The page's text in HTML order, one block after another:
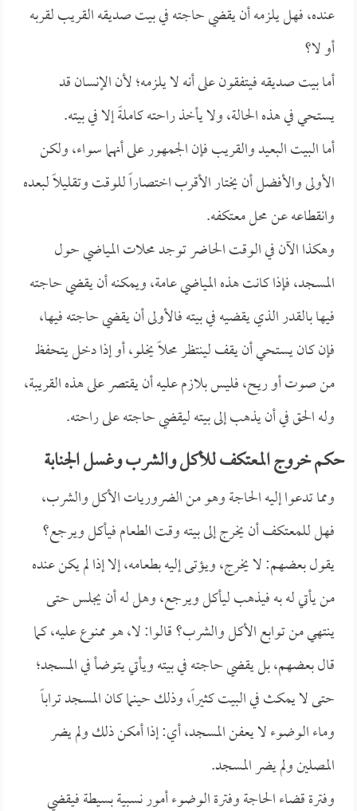
عنده، فهل يلزمه أن يقضي حاجته في بيت صديقه القريب لقربه
أو لا؟
أما بيت صديقه فيتفقون على أنه لا يلزمه؛ لأن الإنسان قد
يستحي في هذه الحالة، ولا يأخذ راحته كاملةً إلا في بيته.
أما البيت البعيد والقريب فإن الجمهور على أنهما سواء، ولكن
الأولى والأفضل أن يختار الأقرب اختصاراً للوقت وتقليلاً لبعده
وانقطاعه عن محل معتكفه.
وهكذا الآن في الوقت الحاضر توجد محلات المياضي حول
المسجد، فإذا كانت هذه المياضي عامة، ويمكنه أن يقضي حاجته
فيها بالقدر الذي يقضيه في بيته فالأولى أن يقضي حاجته فيها،
فإن كان يستحي أن يقف لينتظر محلاً يخلو، أو إذا دخل يتحفظ
من صوت أو ريح، فليس بلازم عليه أن يقتصر على هذه القريبة،
وله الحق في أن يذهب إلى بيته ليقضي حاجته على راحته.
حكم خروج المعتكف للأكل والشرب وغسل الجنابة
ومما تدعوا إليه الحاجة وهو من الضروريات الأكل والشرب،
فهل للمعتكف أن يخرج إلى بيته وقت الطعام فيأكل ويرجع؟
يقول بعضهم: لا يخرج، ويؤتى إليه بطعامه، إلا إذا لم يكن عنده
من يأتي له به فيذهب ليأكل ويرجع، وهل له أن يجلس حتى
ينتهي من توابع الأكل والشرب؟ قالوا: لا، هو ممنوع عليه، كما
قال بعضهم، بل يقضي حاجته في بيته ويأتي يتوضأ في المسجد؛
حتى لا يمكث في البيت كثيراً، وذلك حينما كان المسجد تراباً
وماء الوضوء لا يعفن المسجد، أي: إذا أمكن ذلك ولم يضر
المصلين ولم يضر المسجد.
وفترة قضاء الحاجة وفترة الوضوء أمور نسبية بسيطة فيقضي